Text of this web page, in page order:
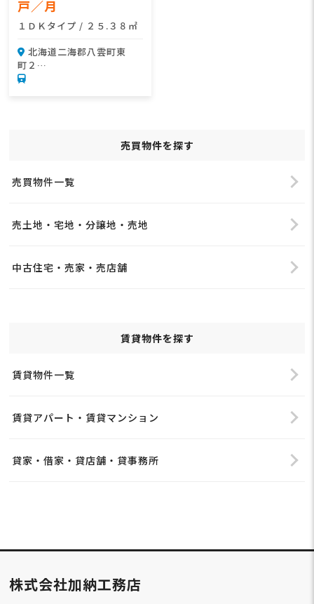
戸／月
１ＤＫタイプ / ２５.３８㎡
北海道二海郡八雲町東
町２…
売買物件を探す
売買物件一覧
売土地・宅地・分譲地・売地
中古住宅・売家・売店舗
賃貸物件を探す
賃貸物件一覧
賃貸アパート・賃貸マンション
貸家・借家・貸店舗・貸事務所
株式会社加納工務店